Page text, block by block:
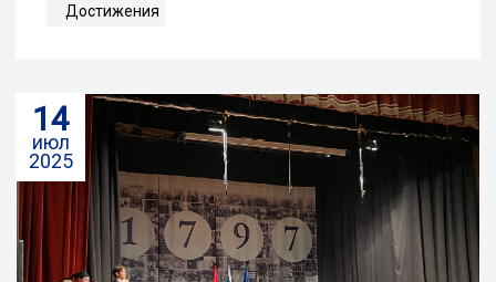
Достижения
14
июл
2025